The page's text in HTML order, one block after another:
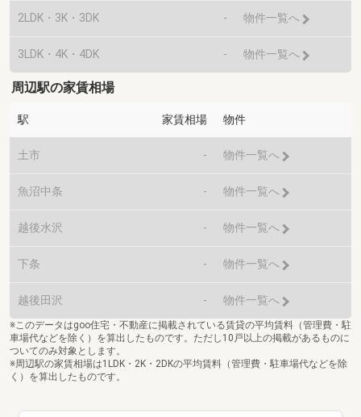
2LDK・3K・3DK - 物件一覧へ
3LDK・4K・4DK - 物件一覧へ
周辺駅の家賃相場
駅 家賃相場 物件
土市 - 物件一覧へ
魚沼中条 - 物件一覧へ
越後水沢 - 物件一覧へ
下条 - 物件一覧へ
越後田沢 - 物件一覧へ
※このデータはgoo住宅・不動産に掲載されている賃貸の平均賃料（管理費・駐
車場代などを除く）を算出したものです。ただし10戸以上の掲載があるものに
ついてのみ対象とします。
※周辺駅の家賃相場は1LDK・2K・2DKの平均賃料（管理費・駐車場代などを除
く）を算出したものです。